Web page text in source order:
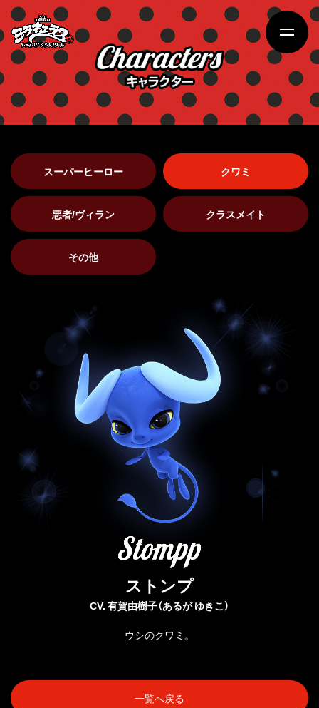
スーパーヒーロー クワミ
悪者/ヴィラン クラスメイト
その他
ストンプ
CV. 有賀由樹子（あるが ゆきこ）
ウシのクワミ。
一覧へ戻る